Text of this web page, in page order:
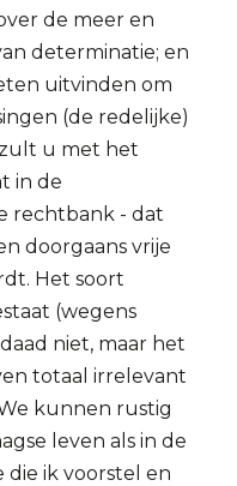
de meer en
determinatie; en
uitvinden om
(de redelijke)
u met het
in de
rechtbank - dat
doorgaans vrije
Het soort
(wegens
niet, maar het
totaal irrelevant
kunnen rustig
leven als in de
die ik voorstel en